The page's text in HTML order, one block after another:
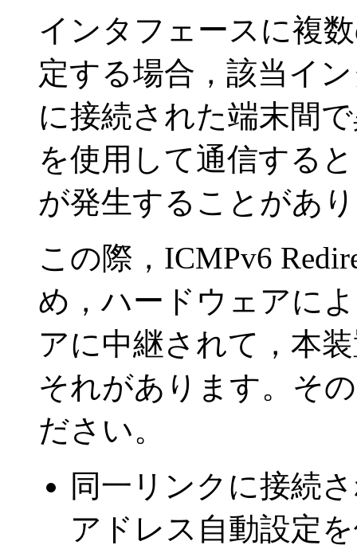
インタフェースに複
定する場合，該当イ
に接続された端末間
を使用して通信する
が発生することがあ
この際，ICMPv6
め，ハードウェアに
アに中継されて，本
それがあります。そ
ださい。
同一リンクに接続
アドレス自動設定